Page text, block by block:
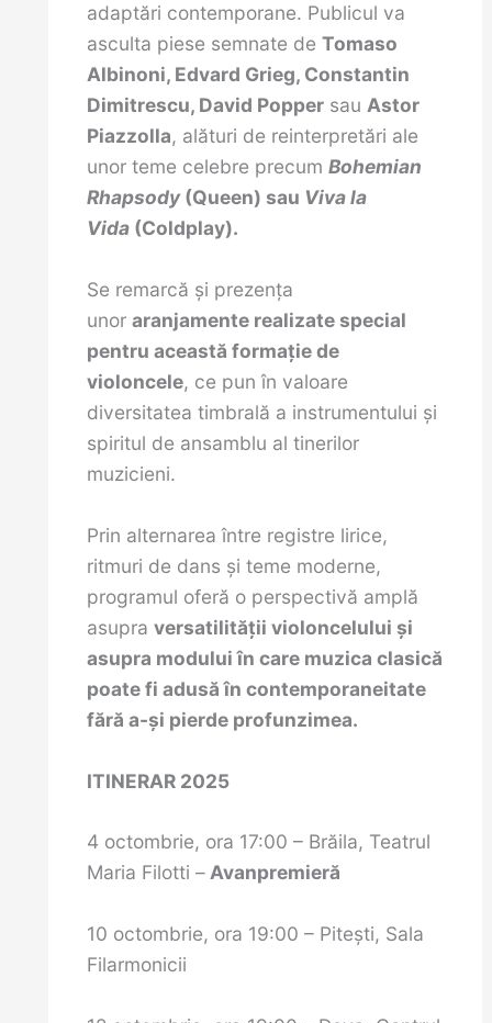
adaptări contemporane. Publicul va
asculta piese semnate de Tomaso
Albinoni, Edvard Grieg, Constantin
Dimitrescu, David Poppersau Astor
Piazzolla, alături de reinterpretări ale
unor teme celebre precum Bohemian
Rhapsody(Queen) sau Viva la
Vida(Coldplay).
Se remarcă și prezența
unor aranjamente realizate special
pentru această formație de
violoncele, ce pun în valoare
diversitatea timbrală a instrumentului și
spiritul de ansamblu al tinerilor
muzicieni.
Prin alternarea între registre lirice,
ritmuri de dans și teme moderne,
programul oferă o perspectivă amplă
asupra versatilității violoncelului și
asupra modului în care muzica clasică
poate fi adusă în contemporaneitate
fără a-și pierde profunzimea.
ITINERAR 2025
4 octombrie, ora 17:00 – Brăila, Teatrul
Maria Filotti –Avanpremieră
10 octombrie, ora 19:00 – Piteşti, Sala
Filarmonicii